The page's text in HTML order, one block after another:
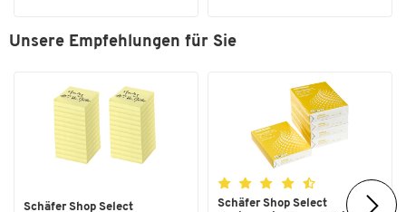
Unsere Empfehlungen für Sie
Schäfer Shop Select
Schäfer Shop Select